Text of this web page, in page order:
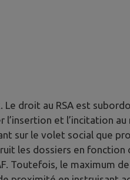
droit au RSA est
et l’incitation
sur le volet social que
les dossiers en fonction
Toutefois, le maximum